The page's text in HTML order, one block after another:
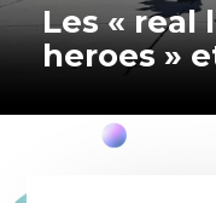
Les « real
heroes »